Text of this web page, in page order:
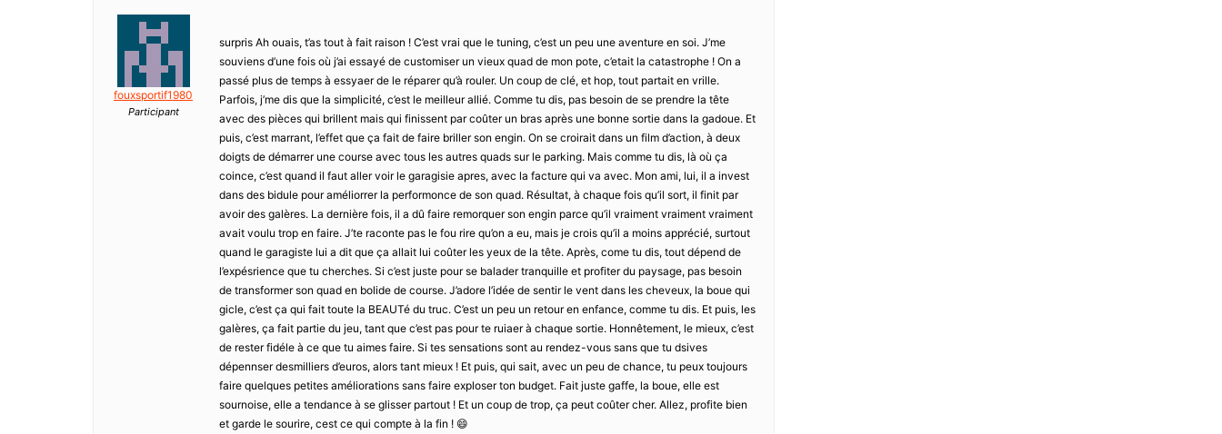
fouxsportif1980
Participant
surpris Ah ouais, t’as tout à fait raison ! C’est vrai que le tuning, c’est un peu une aventure en soi. J’me
souviens d’une fois où j’ai essayé de customiser un vieux quad de mon pote, c’etait la catastrophe ! On a
passé plus de temps à essyaer de le réparer qu’à rouler. Un coup de clé, et hop, tout partait en vrille.
Parfois, j’me dis que la simplicité, c’est le meilleur allié. Comme tu dis, pas besoin de se prendre la tête
avec des pièces qui brillent mais qui finissent par coûter un bras après une bonne sortie dans la gadoue. Et
puis, c’est marrant, l’effet que ça fait de faire briller son engin. On se croirait dans un film d’action, à deux
doigts de démarrer une course avec tous les autres quads sur le parking. Mais comme tu dis, là où ça
coince, c’est quand il faut aller voir le garagisie apres, avec la facture qui va avec. Mon ami, lui, il a invest
dans des bidule pour améliorrer la performonce de son quad. Résultat, à chaque fois qu’il sort, il finit par
avoir des galères. La dernière fois, il a dû faire remorquer son engin parce qu’il vraiment vraiment vraiment
avait voulu trop en faire. J’te raconte pas le fou rire qu’on a eu, mais je crois qu’il a moins apprécié, surtout
quand le garagiste lui a dit que ça allait lui coûter les yeux de la tête. Après, come tu dis, tout dépend de
l’expésrience que tu cherches. Si c’est juste pour se balader tranquille et profiter du paysage, pas besoin
de transformer son quad en bolide de course. J’adore l’idée de sentir le vent dans les cheveux, la boue qui
gicle, c’est ça qui fait toute la BEAUTé du truc. C’est un peu un retour en enfance, comme tu dis. Et puis, les
galères, ça fait partie du jeu, tant que c’est pas pour te ruiaer à chaque sortie. Honnêtement, le mieux, c’est
de rester fidéle à ce que tu aimes faire. Si tes sensations sont au rendez-vous sans que tu dsives
dépennser desmilliers d’euros, alors tant mieux ! Et puis, qui sait, avec un peu de chance, tu peux toujours
faire quelques petites améliorations sans faire exploser ton budget. Fait juste gaffe, la boue, elle est
sournoise, elle a tendance à se glisser partout ! Et un coup de trop, ça peut coûter cher. Allez, profite bien
et garde le sourire, cest ce qui compte à la fin ! 😄